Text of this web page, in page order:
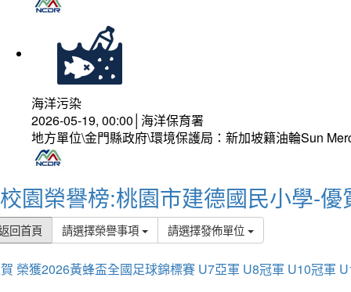
海洋污染
2026-05-19, 00:00│海洋保育署
地方單位\金門縣政府\環境保護局：新加坡籍油輪Sun
校園榮譽榜:桃園市建德國民小學-優
回首頁 請選擇榮譽事項 請選擇發佈單位
榮獲2026黃蜂盃全國足球錦標賽 U7亞軍 U8冠軍 U10冠軍